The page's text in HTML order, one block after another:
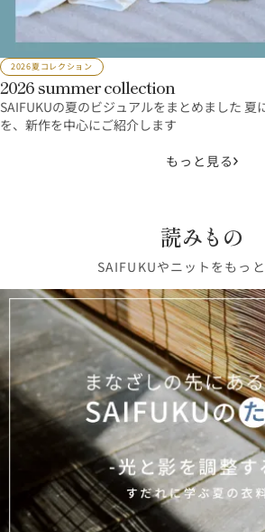
2026夏コレクション
2026 summer collection
SAIFUKUの夏のビジュアルをまとめました 夏
を、新作を中心にご紹介します
もっと見る
読みもの
SAIFUKUやニットをもっ